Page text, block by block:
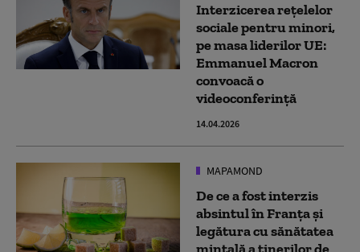
Interzicerea rețelelor
sociale pentru minori,
pe masa liderilor UE:
Emmanuel Macron
convoacă o
videoconferință
14.04.2026
MAPAMOND
De ce a fost interzis
absintul în Franța și
legătura cu sănătatea